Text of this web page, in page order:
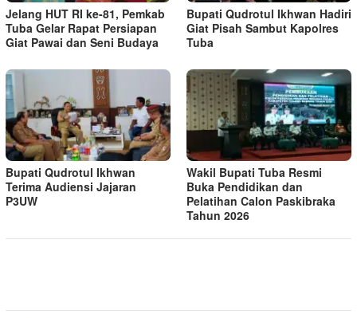
Jelang HUT RI ke-81, Pemkab
Tuba Gelar Rapat Persiapan
Giat Pawai dan Seni Budaya
Bupati Qudrotul Ikhwan Hadiri
Giat Pisah Sambut Kapolres
Tuba
Bupati Qudrotul Ikhwan
Terima Audiensi Jajaran
P3UW
Wakil Bupati Tuba Resmi
Buka Pendidikan dan
Pelatihan Calon Paskibraka
Tahun 2026